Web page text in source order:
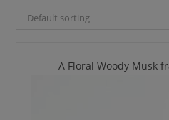
Default sorting
A Floral Woody Musk